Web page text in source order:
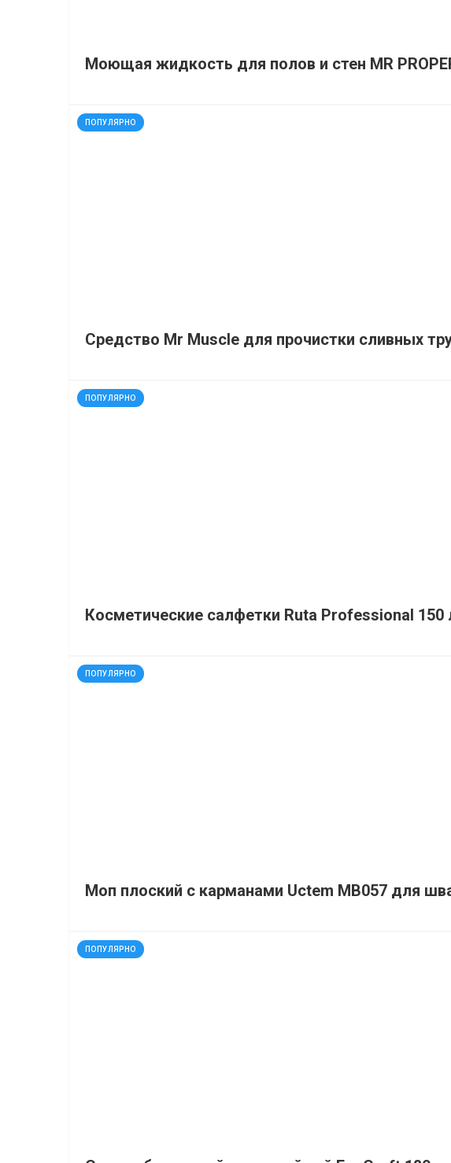
Моющая жидкость для полов и стен MR
ПОПУЛЯРНО
код: 32225
Средство Mr Muscle для прочистки сливных
ПОПУЛЯРНО
код: 91497
Косметические салфетки Ruta Professional 150
ПОПУЛЯРНО
код: 90893
Моп плоский с карманами Uctem MB057 для
ПОПУЛЯРНО
код: 32491